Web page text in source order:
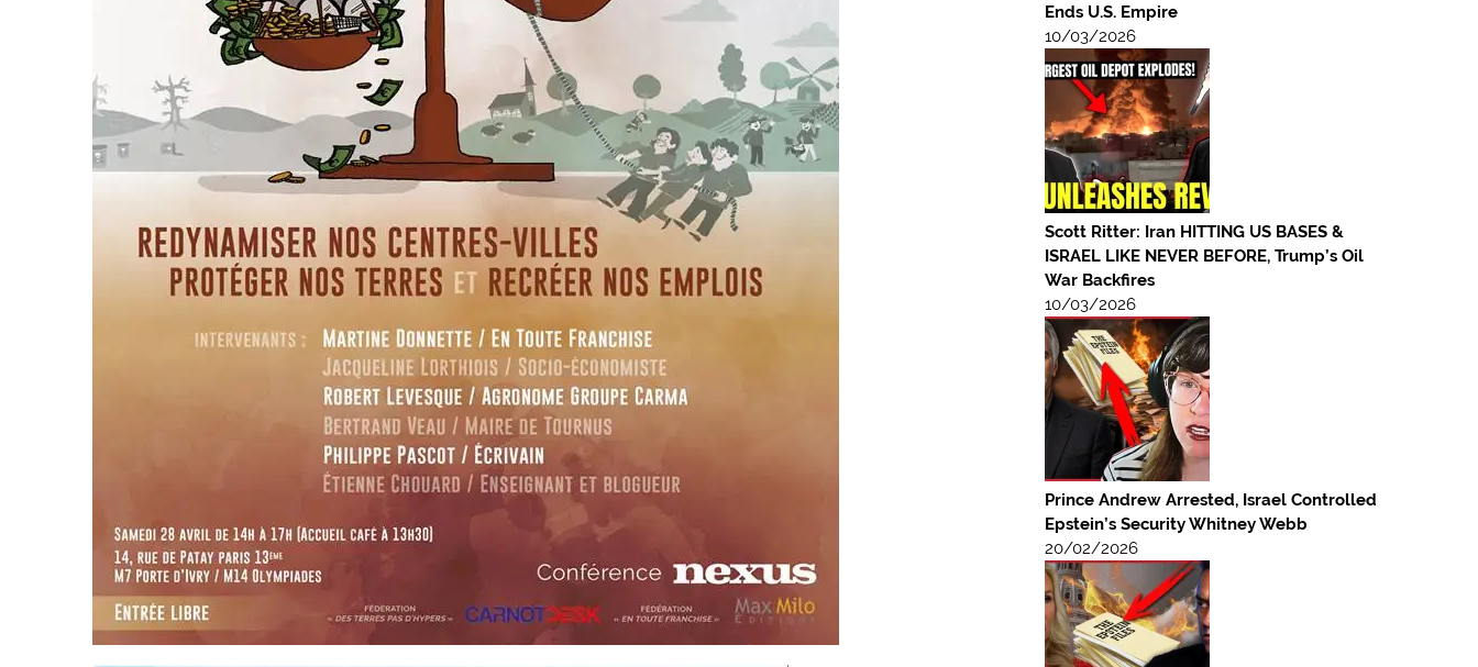
Ends U.S. Empire
10/03/2026
Scott Ritter: Iran HITTING US BASES &
ISRAEL LIKE NEVER BEFORE, Trump’s Oil
War Backfires
10/03/2026
Prince Andrew Arrested, Israel Controlled
Epstein’s Security Whitney Webb
20/02/2026